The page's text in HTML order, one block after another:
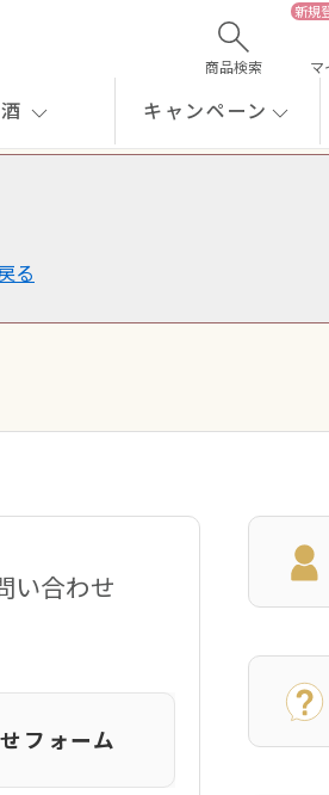
商品検索 マ
キャンペーン
る
い合わせ
フォーム